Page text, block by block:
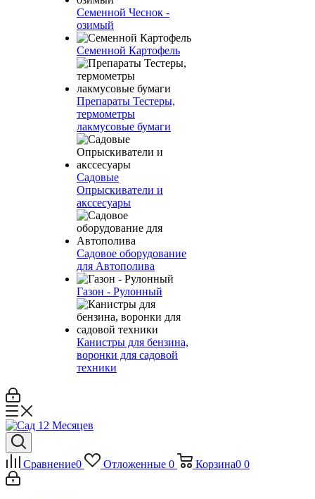
Семенной Чеснок -
озимый
Семенной Картофель
Препараты Тестеры,
термометры
лакмусовые бумаги
Садовые
Опрыскиватели и
акссесуары
Садовое оборудование
для Автополива
Газон - Рулонный
Канистры для бензина,
воронки для садовой
техники
Сравнение0 Отложенные 0 Корзина0 0